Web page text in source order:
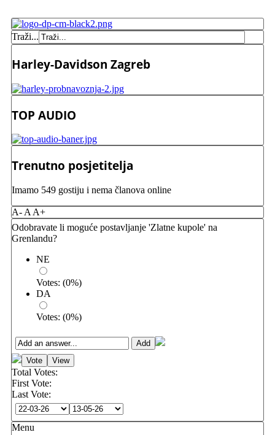
Traži...
Harley-Davidson Zagreb
TOP AUDIO
Trenutno posjetitelja
Imamo 549 gostiju i nema članova online
A- A A+
Odobravate li moguće postavljanje 'Zlatne kupole' na
Grenlandu?
NE
Votes: (0%)
DA
Votes: (0%)
Total Votes:
First Vote:
Last Vote:
Menu